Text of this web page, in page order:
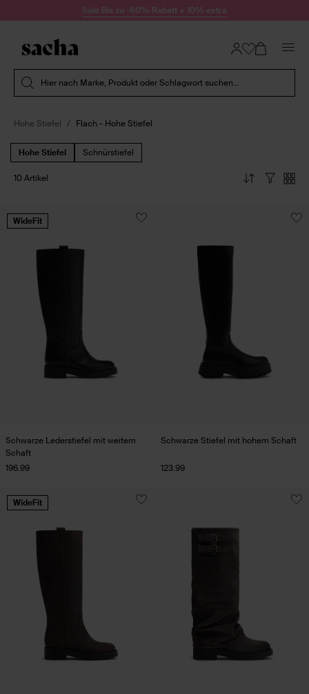
Zum Inhalt springenSale Bis zu -60% Rabatt + 10% extra
Hier nach Marke, Produkt oder Schlagwort suchen...
Hohe Stiefel Flach - Hohe Stiefel
Hohe Stiefel Schnürstiefel
10 Artikel
Schwarze Lederstiefel mit weitem
Schaft
196.99
WideFit
Schwarze Stiefel mit hohem Schaft
123.99
WideFit